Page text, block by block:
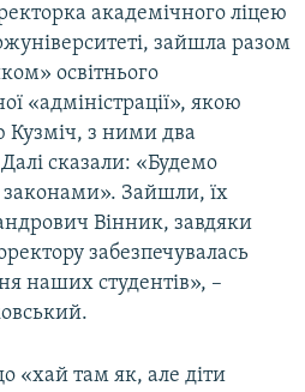
академічного ліцею
зайшла разом
освітнього
«адміністрації», якою
Кузміч, з ними два
сказали: «Будемо
Зайшли, їх
Вінник, завдяки
забезпечувалась
наших студентів», –
«хай там як, але діти